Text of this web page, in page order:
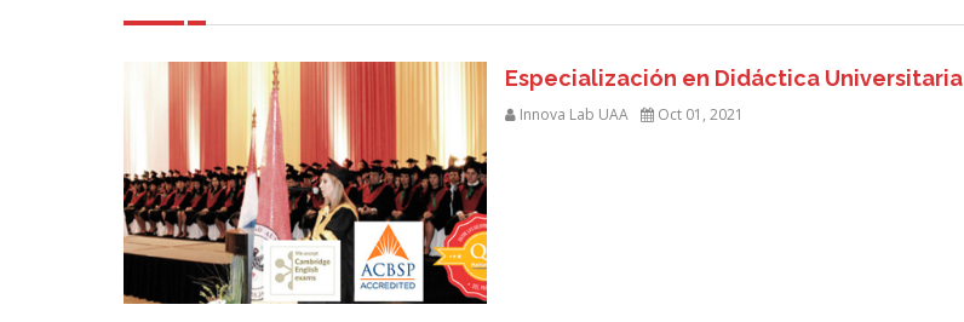
Especialización en Didáctica Universitaria
Innova Lab UAA Oct 01, 2021